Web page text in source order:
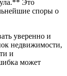
Это
споры о
уверенно и
недвижимости,
и
может